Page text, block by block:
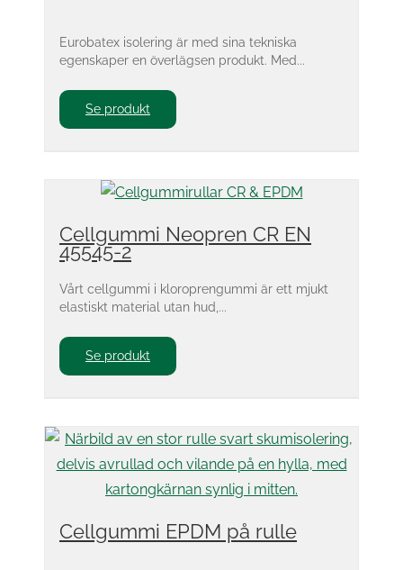
Eurobatex isolering är med sina tekniska
egenskaper en överlägsen produkt. Med...
Se produkt
Cellgummi Neopren CR EN
45545-2
Vårt cellgummi i kloroprengummi är ett mjukt
elastiskt material utan hud,...
Se produkt
Cellgummi EPDM på rulle